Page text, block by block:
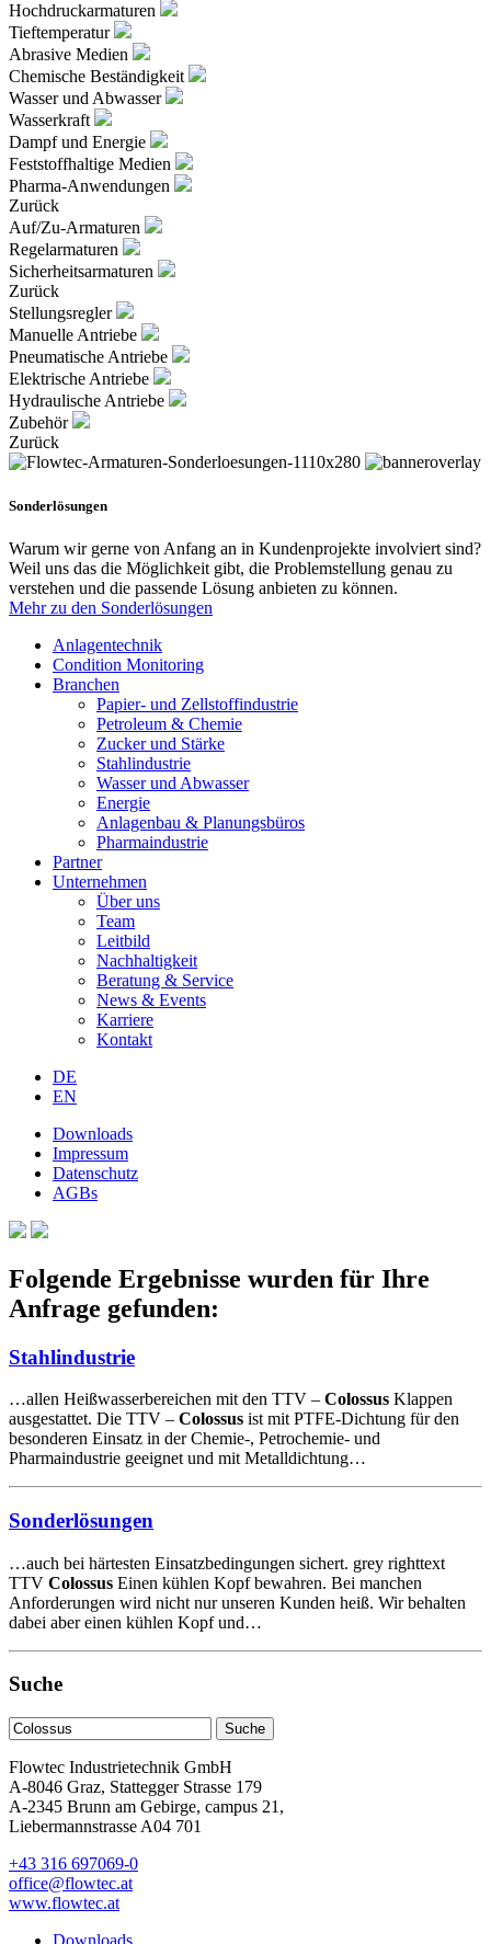
Hochdruckarmaturen
Tieftemperatur
Abrasive Medien
Chemische Beständigkeit
Wasser und Abwasser
Wasserkraft
Dampf und Energie
Feststoffhaltige Medien
Pharma-Anwendungen
Zurück
Auf/Zu-Armaturen
Regelarmaturen
Sicherheitsarmaturen
Zurück
Stellungsregler
Manuelle Antriebe
Pneumatische Antriebe
Elektrische Antriebe
Hydraulische Antriebe
Zubehör
Zurück
Sonderlösungen
Warum wir gerne von Anfang an in Kundenprojekte involviert sind?
Weil uns das die Möglichkeit gibt, die Problemstellung genau zu
verstehen und die passende Lösung anbieten zu können.
Mehr zu den Sonderlösungen
Anlagentechnik
Condition Monitoring
Branchen
Papier- und Zellstoffindustrie
Petroleum & Chemie
Zucker und Stärke
Stahlindustrie
Wasser und Abwasser
Energie
Anlagenbau & Planungsbüros
Pharmaindustrie
Partner
Unternehmen
Über uns
Team
Leitbild
Nachhaltigkeit
Beratung & Service
News & Events
Karriere
Kontakt
DE
EN
Downloads
Impressum
Datenschutz
AGBs
Folgende Ergebnisse wurden für Ihre
Anfrage gefunden:
Stahlindustrie
…allen Heißwasserbereichen mit den TTV – Colossus Klappen
ausgestattet. Die TTV – Colossus ist mit PTFE-Dichtung für den
besonderen Einsatz in der Chemie-, Petrochemie- und
Pharmaindustrie geeignet und mit Metalldichtung…
Sonderlösungen
…auch bei härtesten Einsatzbedingungen sichert. grey righttext
TTV Colossus Einen kühlen Kopf bewahren. Bei manchen
Anforderungen wird nicht nur unseren Kunden heiß. Wir behalten
dabei aber einen kühlen Kopf und…
Suche
Flowtec Industrietechnik GmbH
A-8046 Graz, Stattegger Strasse 179
A-2345 Brunn am Gebirge, campus 21,
Liebermannstrasse A04 701
+43 316 697069-0
office@flowtec.at
www.flowtec.at
Downloads